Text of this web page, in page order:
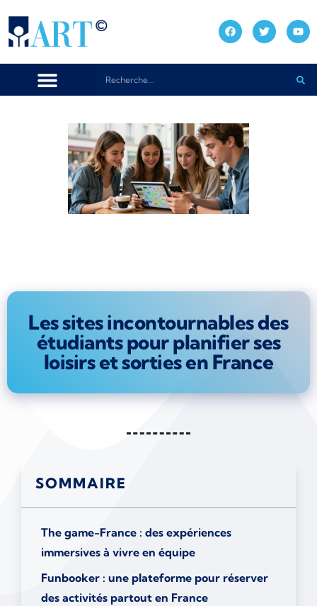
Les sites incontournables des
étudiants pour planifier ses
loisirs et sorties en France
SOMMAIRE
The game-France : des expériences
immersives à vivre en équipe
Funbooker : une plateforme pour réserver
des activités partout en France